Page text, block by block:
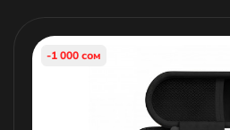
-1 000 сом